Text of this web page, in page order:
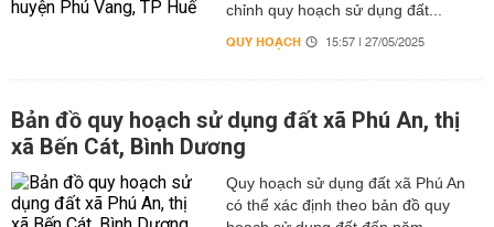
chỉnh quy hoạch sử dụng đất...
QUY HOẠCH 15:57 | 27/05/2025
Bản đồ quy hoạch sử dụng đất xã Phú An, thị
xã Bến Cát, Bình Dương
Quy hoạch sử dụng đất xã Phú An
có thể xác định theo bản đồ quy